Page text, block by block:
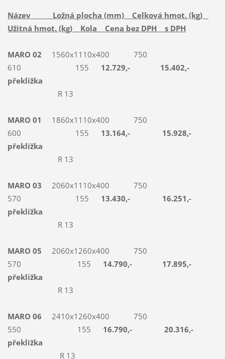
Název Ložná plocha (mm) Celková hmot. (kg)
Užitná hmot. (kg) Kola Cena bez DPH s DPH
MARO 02 1560x1110x400 750
610 155 12.729,- 15.402,-
překližka
R 13
MARO 01 1860x1110x400 750
600 155 13.164,- 15.928,-
překližka
R 13
MARO 03 2060x1110x400 750
570 155 13.430,- 16.251,-
překližka
R 13
MARO 05 2060x1260x400 750
570 155 14.790,- 17.895,-
překližka
R 13
MARO 06 2410x1260x400 750
550 155 16.790,- 20.316,-
překližka
R 13